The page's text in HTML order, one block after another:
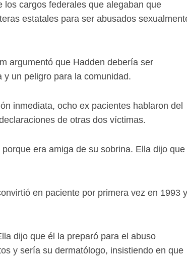
cargos federales que alegaban que
estatales para ser abusados
argumentó que Hadden debería ser
un peligro para la comunidad.
inmediata, ocho ex pacientes hablaron del
de otras dos víctimas.
era amiga de su sobrina. Ella dijo que
en paciente por primera vez en 1993 y
dijo que él la preparó para el abuso
y sería su dermatólogo, insistiendo en que